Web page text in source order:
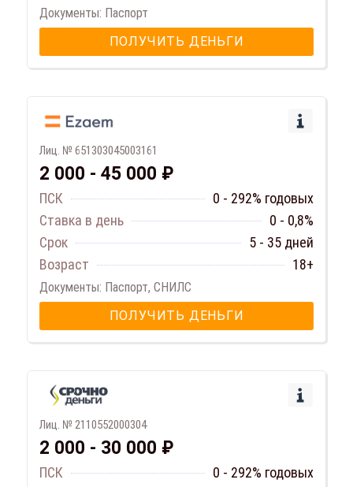
Документы: Паспорт
ПОЛУЧИТЬ ДЕНЬГИ
Лиц. № 651303045003161
2 000 - 45 000 ₽
ПСК
0 - 292% годовых
Ставка в день
0 - 0,8%
Срок
5 - 35 дней
Возраст
18+
Документы: Паспорт, СНИЛС
ПОЛУЧИТЬ ДЕНЬГИ
Лиц. № 2110552000304
2 000 - 30 000 ₽
ПСК
0 - 292% годовых